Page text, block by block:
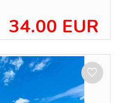
34.00 EUR